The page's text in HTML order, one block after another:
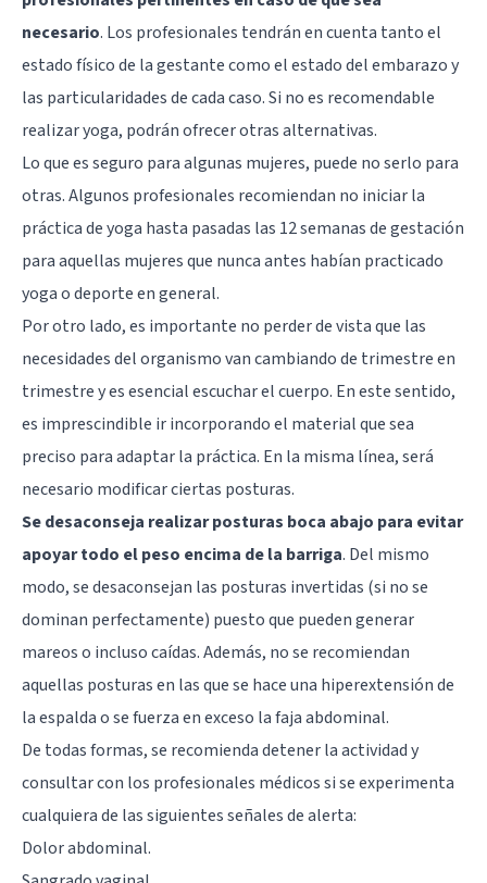
necesario. Los profesionales tendrán en cuenta tanto el
estado físico de la gestante como el estado del embarazo y
las particularidades de cada caso. Si no es recomendable
realizar yoga, podrán ofrecer otras alternativas.
Lo que es seguro para algunas mujeres, puede no serlo para
otras. Algunos profesionales recomiendan no iniciar la
práctica de yoga hasta pasadas las 12 semanas de gestación
para aquellas mujeres que nunca antes habían practicado
yoga o deporte en general.
Por otro lado, es importante no perder de vista que las
necesidades del organismo van cambiando de trimestre en
trimestre y es esencial escuchar el cuerpo. En este sentido,
es imprescindible ir incorporando el material que sea
preciso para adaptar la práctica. En la misma línea, será
necesario modificar ciertas posturas.
Se desaconseja realizar posturas boca abajo para evitar
apoyar todo el peso encima de la barriga. Del mismo
modo, se desaconsejan las posturas invertidas (si no se
dominan perfectamente) puesto que pueden generar
mareos o incluso caídas. Además, no se recomiendan
aquellas posturas en las que se hace una hiperextensión de
la espalda o se fuerza en exceso la faja abdominal.
De todas formas, se recomienda detener la actividad y
consultar con los profesionales médicos si se experimenta
cualquiera de las siguientes señales de alerta:
Dolor abdominal.